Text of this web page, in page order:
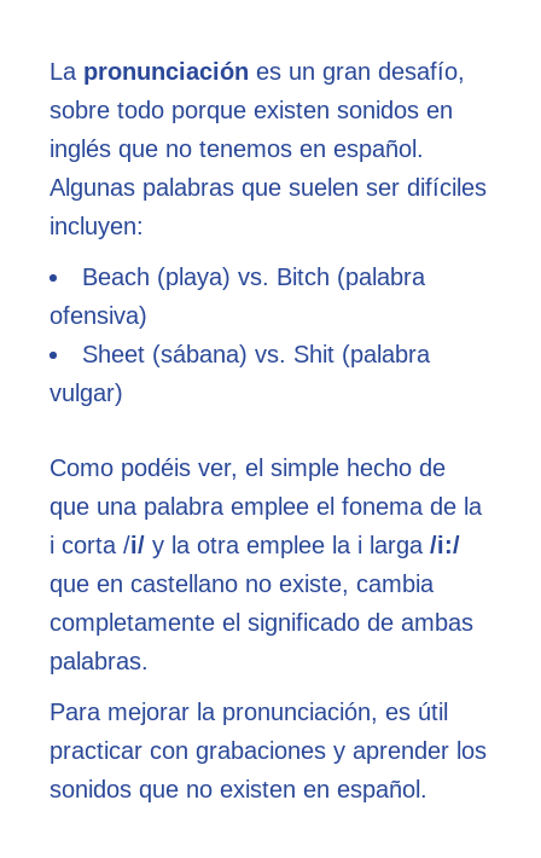
La pronunciaciónes un gran desafío,
sobre todo porque existen sonidos en
inglés que no tenemos en español.
Algunas palabras que suelen ser difíciles
incluyen:
Beach (playa) vs. Bitch (palabra
ofensiva)
Sheet (sábana) vs. Shit (palabra
vulgar)
Como podéis ver, el simple hecho de
que una palabra emplee el fonema de la
i corta /i/ y la otra emplee la i larga/i:/
que en castellano no existe, cambia
completamente el significado de ambas
palabras.
Para mejorar la pronunciación, es útil
practicar con grabaciones y aprender los
sonidos que no existen en español.